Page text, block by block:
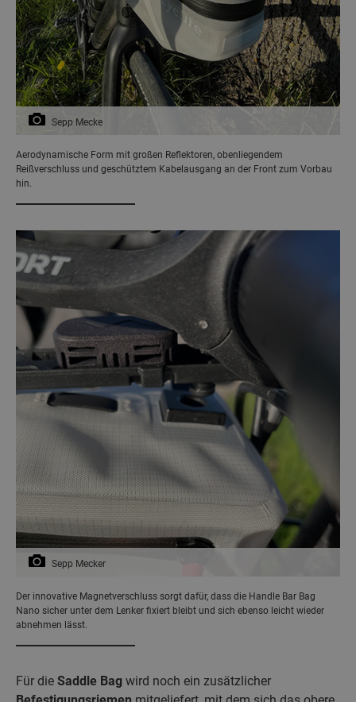
Sepp Mecke
Aerodynamische Form mit großen Reflektoren, obenliegendem
Reißverschluss und geschütztem Kabelausgang an der Front zum Vorbau
hin.
Sepp Mecker
Der innovative Magnetverschluss sorgt dafür, dass die Handle Bar Bag
Nano sicher unter dem Lenker fixiert bleibt und sich ebenso leicht wieder
abnehmen lässt.
Für die Saddle Bag wird noch ein zusätzlicher